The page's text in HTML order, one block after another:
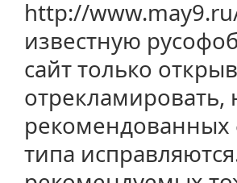
http://
известную
сайт только
отрекламировать,
рекомендованных
типа